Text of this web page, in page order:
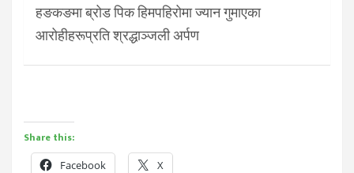
हङकङमा ब्रोड पिक हिमपहिरोमा ज्यान गुमाएका
आरोहीहरूप्रति श्रद्धाञ्जली अर्पण
Share this:
Facebook X